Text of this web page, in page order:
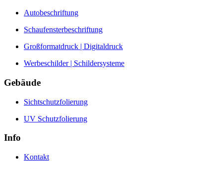
Autobeschriftung
Schaufensterbeschriftung
Großformatdruck | Digitaldruck
Werbeschilder | Schildersysteme
Gebäude
Sichtschutzfolierung
UV Schutzfolierung
Info
Kontakt